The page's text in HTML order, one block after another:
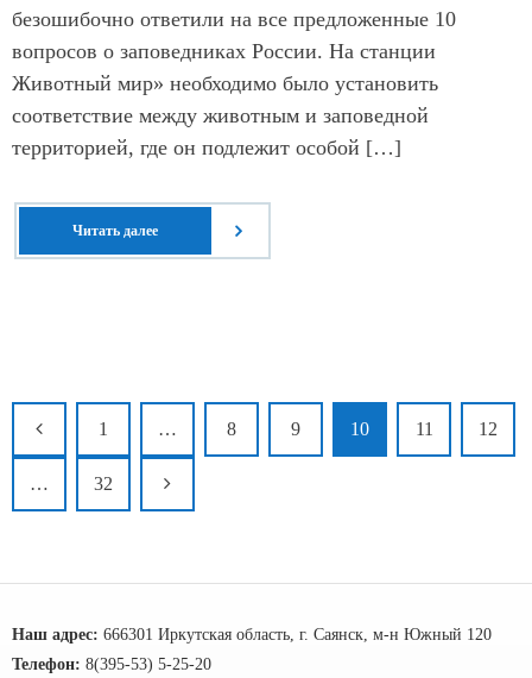
безошибочно ответили на все предложенные 10
вопросов о заповедниках России. На станции
Животный мир» необходимо было установить
соответствие между животным и заповедной
территорией, где он подлежит особой […]
Читать далее
1 … 8 9 10 11 12
… 32
Наш адрес: 666301 Иркутская область, г. Саянск, м-н Южный 120
Телефон: 8(395-53) 5-25-20